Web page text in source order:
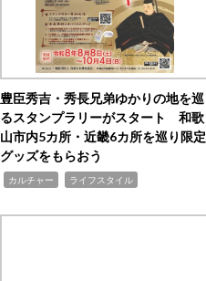
豊臣秀吉・秀長兄弟ゆかりの地を巡
るスタンプラリーがスタート 和歌
山市内5カ所・近畿6カ所を巡り限定
グッズをもらおう
カルチャー ライフスタイル